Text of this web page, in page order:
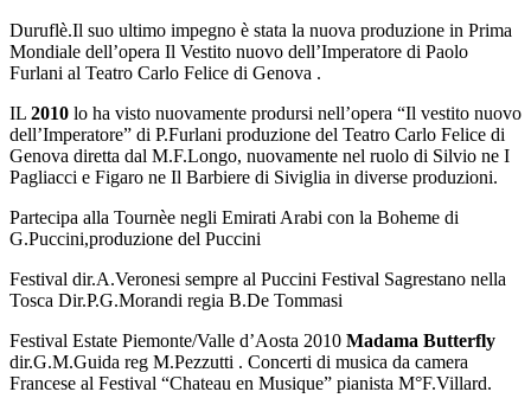
Duruflè.Il suo ultimo impegno è stata la nuova produzione in Prima
Mondiale dell’opera Il Vestito nuovo dell’Imperatore di Paolo
Furlani al Teatro Carlo Felice di Genova .
IL 2010 lo ha visto nuovamente prodursi nell’opera “Il vestito nuovo
dell’Imperatore” di P.Furlani produzione del Teatro Carlo Felice di
Genova diretta dal M.F.Longo, nuovamente nel ruolo di Silvio ne I
Pagliacci e Figaro ne Il Barbiere di Siviglia in diverse produzioni.
Partecipa alla Tournèe negli Emirati Arabi con la Boheme di
G.Puccini,produzione del Puccini
Festival dir.A.Veronesi sempre al Puccini Festival Sagrestano nella
Tosca Dir.P.G.Morandi regia B.De Tommasi
Festival Estate Piemonte/Valle d’Aosta 2010 Madama Butterfly
dir.G.M.Guida reg M.Pezzutti . Concerti di musica da camera
Francese al Festival “Chateau en Musique” pianista M°F.Villard.